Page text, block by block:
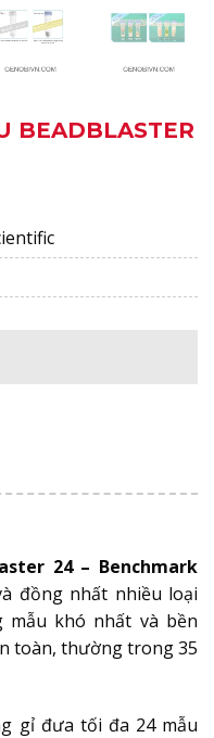
BEADBLASTER
24 – Benchmark
đồng nhất nhiều loại
mẫu khó nhất và bền
toàn, thường trong 35
gỉ đưa tối đa 24 mẫu